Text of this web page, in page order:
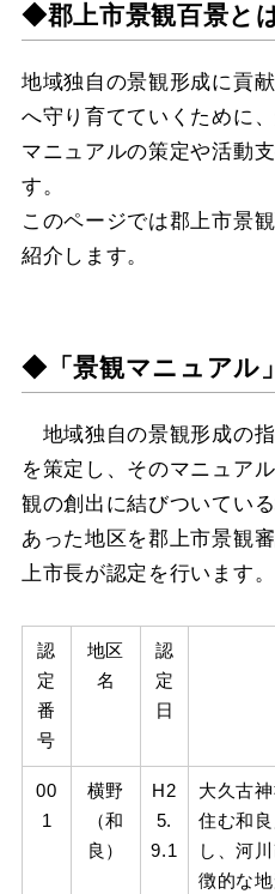
◆郡上市景観百景と
地域独自の景観形成に貢
へ守り育てていくために
マニュアルの策定や活動
す。
このページでは郡上市景
紹介します。
◆「景観マニュアル
地域独自の景観形成の
を策定し、そのマニュア
観の創出に結びついてい
あった地区を郡上市景観
上市長が認定を行います。
認
定
番
号
地区
名
認
定
日
00
1
横野
（和
良）
H2
5.
9.1
大久古
住む和
し、河
徴的な